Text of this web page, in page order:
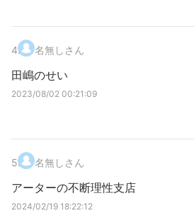
4. 名無しさん
田嶋のせい
2023/08/02 00:21:09
5. 名無しさん
アーターの不断理性支店
2024/02/19 18:22:12